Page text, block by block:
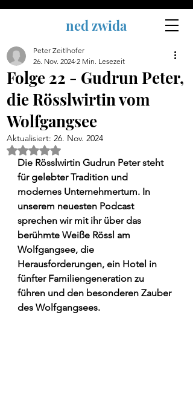
ned zwida
Folge 22 - Gudrun Peter,
die Rösslwirtin vom
Wolfgangsee
Peter Zeitlhofer
26. Nov. 2024 2 Min. Lesezeit
Aktualisiert: 26. Nov. 2024
Mit NaN von 5 Sternen bewertet.
Die Rösslwirtin Gudrun Peter steht
für gelebter Tradition und
modernes Unternehmertum. In
unserem neuesten Podcast
sprechen wir mit ihr über das
berühmte Weiße Rössl am
Wolfgangsee, die
Herausforderungen, ein Hotel in
fünfter Familiengeneration zu
führen und den besonderen Zauber
des Wolfgangsees.